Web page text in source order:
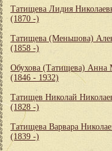
Татищева Лидия
(1870 -)
Татищева (Меньшова)
(1858 -)
Обухова (Татищева) Анна
(1846 - 1932)
Татищев Николай
(1828 -)
Татищева Варвара
(1839 -)